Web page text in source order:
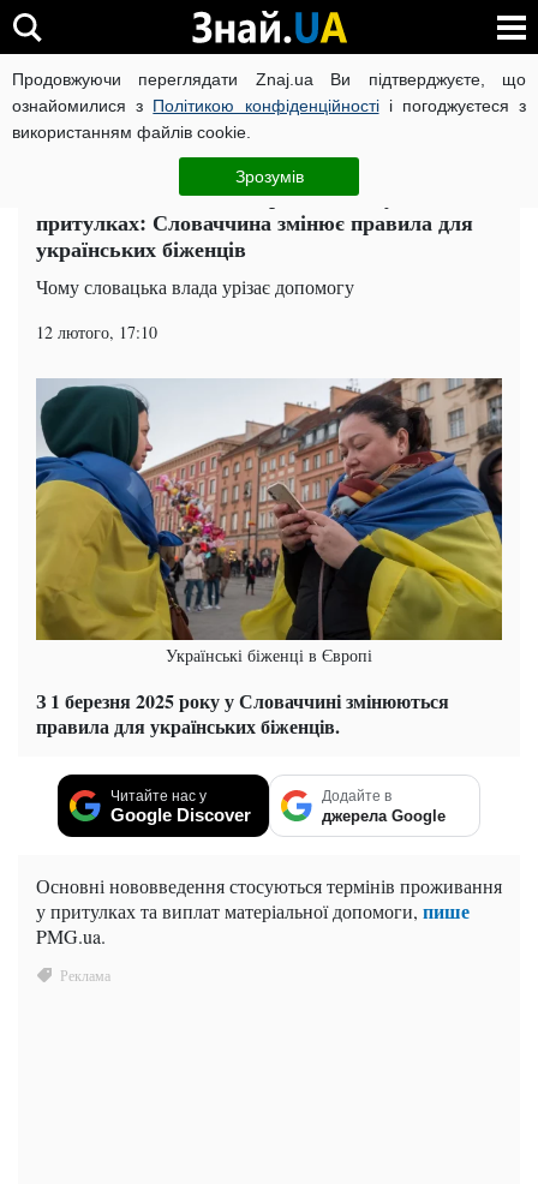
Продовжуючи переглядати Znaj.ua Ви підтверджуєте, що
ознайомилися з Політикою конфіденційностіі погоджуєтеся з
використанням файлів cookie.
Зрозумів
ВІЙНА РОСІЇ ПРОТИ УКРАЇНИ КОРОНАВІРУС В УКРАЇНІ
Тернопіль ЧИТАТЬ НА РУССКОМ
Зменшення виплат та проживання у
притулках: Словаччина змінює правила для
українських біженців
Чому словацька влада урізає допомогу
12 лютого, 17:10
Українські біженці в Європі
З 1 березня 2025 року у Словаччині змінюються
правила для українських біженців.
Читайте нас у
Google Discover
Додайте в
джерела Google
Основні нововведення стосуються термінів проживання
у притулках та виплат матеріальної допомоги, пише
PMG.ua.